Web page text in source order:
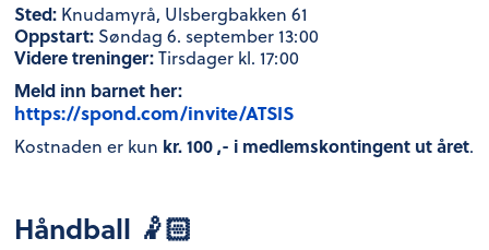
Sted: Knudamyrå, Ulsbergbakken 61
Oppstart: Søndag 6. september 13:00
Videre treninger:Tirsdager kl. 17:00
Meld inn barnet her:
https://spond.com/invite/ATSIS
Kostnaden er kun kr. 100 ,- i medlemskontingent ut året.
Håndball 🤾🏻